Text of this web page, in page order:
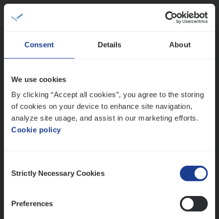
Consent Details About
We use cookies
By clicking “Accept all cookies”, you agree to the storing
of cookies on your device to enhance site navigation,
analyze site usage, and assist in our marketing efforts.
Cookie policy
Selection
Strictly Necessary Cookies
Preferences
(Agi­le)ITPro­ject Manager
IT, Change & Innovation
Antwerpen
ITBusi­ness Analyst
IT, Change & Innovation
Antwerpen
Mathias houdt van diepgaande dossiers én droge